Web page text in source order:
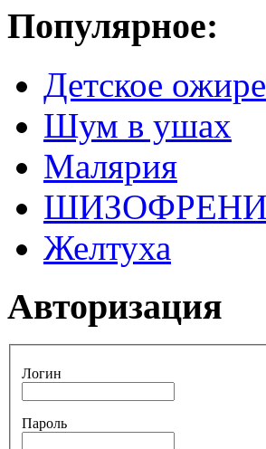
Популярное:
Детское
Шум в ушах
Малярия
Желтуха
Авторизация
Логин
Пароль